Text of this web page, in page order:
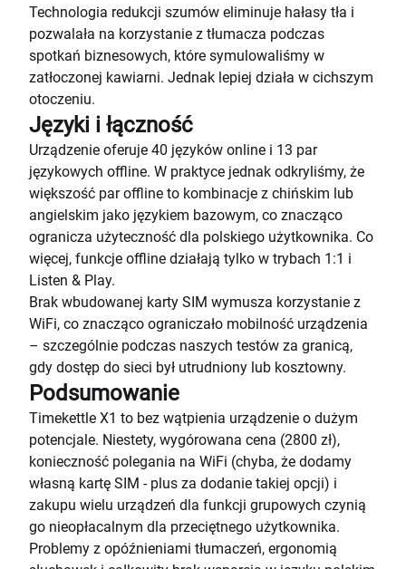
Technologia redukcji szumów eliminuje hałasy tła i
pozwalała na korzystanie z tłumacza podczas
spotkań biznesowych, które symulowaliśmy w
zatłoczonej kawiarni. Jednak lepiej działa w cichszym
otoczeniu.
Języki i łączność
Urządzenie oferuje 40 języków online i 13 par
językowych offline. W praktyce jednak odkryliśmy, że
większość par offline to kombinacje z chińskim lub
angielskim jako językiem bazowym, co znacząco
ogranicza użyteczność dla polskiego użytkownika. Co
więcej, funkcje offline działają tylko w trybach 1:1 i
Listen & Play.
Brak wbudowanej karty SIM wymusza korzystanie z
WiFi, co znacząco ograniczało mobilność urządzenia
– szczególnie podczas naszych testów za granicą,
gdy dostęp do sieci był utrudniony lub kosztowny.
Podsumowanie
Timekettle X1 to bez wątpienia urządzenie o dużym
potencjale. Niestety, wygórowana cena (2800 zł),
konieczność polegania na WiFi (chyba, że dodamy
własną kartę SIM - plus za dodanie takiej opcji) i
zakupu wielu urządzeń dla funkcji grupowych czynią
go nieopłacalnym dla przeciętnego użytkownika.
Problemy z opóźnieniami tłumaczeń, ergonomią